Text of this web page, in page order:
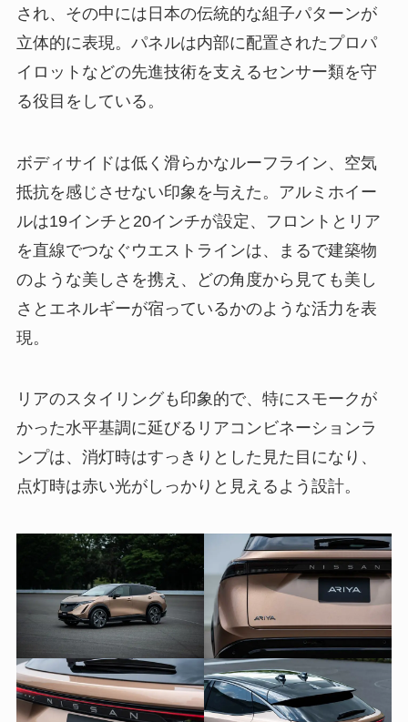
され、その中には日本の伝統的な組子パターンが
立体的に表現。パネルは内部に配置されたプロパ
イロットなどの先進技術を支えるセンサー類を守
る役目をしている。
ボディサイドは低く滑らかなルーフライン、空気
抵抗を感じさせない印象を与えた。アルミホイー
ルは19インチと20インチが設定、フロントとリア
を直線でつなぐウエストラインは、まるで建築物
のような美しさを携え、どの角度から見ても美し
さとエネルギーが宿っているかのような活力を表
現。
リアのスタイリングも印象的で、特にスモークが
かった水平基調に延びるリアコンビネーションラ
ンプは、消灯時はすっきりとした見た目になり、
点灯時は赤い光がしっかりと見えるよう設計。